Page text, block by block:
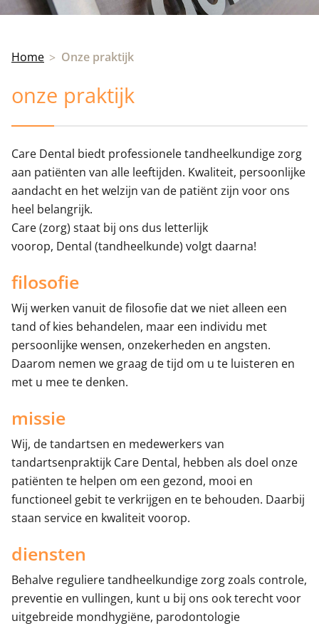
Home Onze praktijk
onze praktijk
Care Dental biedt professionele tandheelkundige zorg
aan patiënten van alle leeftijden. Kwaliteit, persoonlijke
aandacht en het welzijn van de patiënt zijn voor ons
heel belangrijk.
Care (zorg) staat bij ons dus letterlijk
voorop, Dental (tandheelkunde) volgt daarna!
filosofie
Wij werken vanuit de filosofie dat we niet alleen een
tand of kies behandelen, maar een individu met
persoonlijke wensen, onzekerheden en angsten.
Daarom nemen we graag de tijd om u te luisteren en
met u mee te denken.
missie
Wij, de tandartsen en medewerkers van
tandartsenpraktijk Care Dental, hebben als doel onze
patiënten te helpen om een gezond, mooi en
functioneel gebit te verkrijgen en te behouden. Daarbij
staan service en kwaliteit voorop.
diensten
Behalve reguliere tandheelkundige zorg zoals controle,
preventie en vullingen, kunt u bij ons ook terecht voor
uitgebreide mondhygiëne, parodontologie